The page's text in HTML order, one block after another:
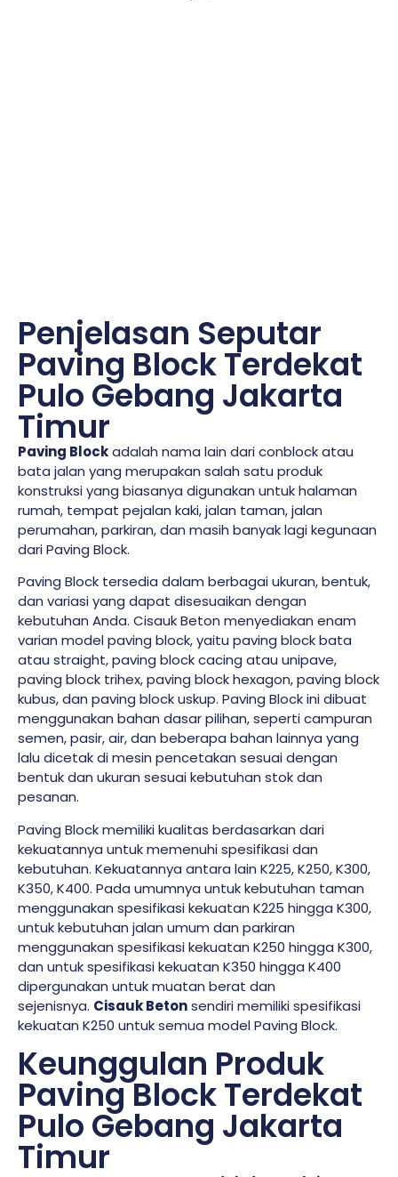
Penjelasan Seputar
Paving Block Terdekat
Pulo Gebang Jakarta
Timur
Paving Blockadalah nama lain dari conblock atau
bata jalan yang merupakan salah satu produk
konstruksi yang biasanya digunakan untuk halaman
rumah, tempat pejalan kaki, jalan taman, jalan
perumahan, parkiran, dan masih banyak lagi kegunaan
dari Paving Block.
Paving Block tersedia dalam berbagai ukuran, bentuk,
dan variasi yang dapat disesuaikan dengan
kebutuhan Anda. Cisauk Beton menyediakan enam
varian model paving block, yaitu paving block bata
atau straight, paving block cacing atau unipave,
paving block trihex, paving block hexagon, paving block
kubus, dan paving block uskup. Paving Block ini dibuat
menggunakan bahan dasar pilihan, seperti campuran
semen, pasir, air, dan beberapa bahan lainnya yang
lalu dicetak di mesin pencetakan sesuai dengan
bentuk dan ukuran sesuai kebutuhan stok dan
pesanan.
Paving Block memiliki kualitas berdasarkan dari
kekuatannya untuk memenuhi spesifikasi dan
kebutuhan. Kekuatannya antara lain K225, K250, K300,
K350, K400. Pada umumnya untuk kebutuhan taman
menggunakan spesifikasi kekuatan K225 hingga K300,
untuk kebutuhan jalan umum dan parkiran
menggunakan spesifikasi kekuatan K250 hingga K300,
dan untuk spesifikasi kekuatan K350 hingga K400
dipergunakan untuk muatan berat dan
sejenisnya. Cisauk Betonsendiri memiliki spesifikasi
kekuatan K250 untuk semua model Paving Block.
Keunggulan Produk
Paving Block Terdekat
Pulo Gebang Jakarta
Timur